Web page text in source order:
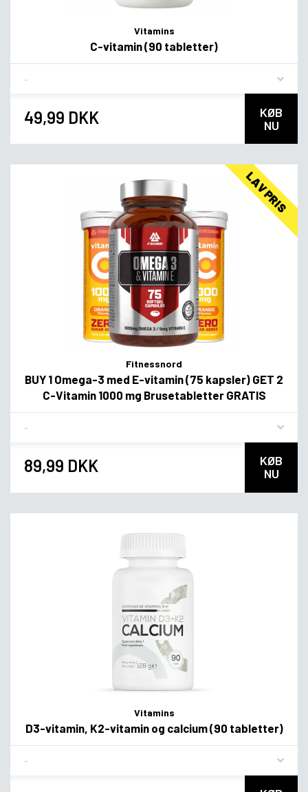
Vitamins
C-vitamin (90 tabletter)
49,99 DKK
KØB
NU
LAV PRIS
Fitnessnord
BUY 1 Omega-3 med E-vitamin (75 kapsler) GET 2
C-Vitamin 1000 mg Brusetabletter GRATIS
89,99 DKK
KØB
NU
Vitamins
D3-vitamin, K2-vitamin og calcium (90 tabletter)